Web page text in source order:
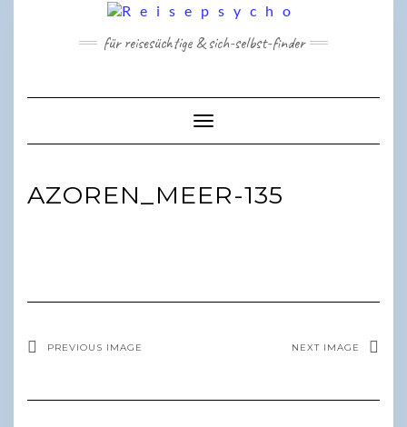
für reisesüchtige & sich-selbst-finder
Toggle Navigation
AZOREN_MEER-135
PREVIOUS IMAGE NEXT IMAGE